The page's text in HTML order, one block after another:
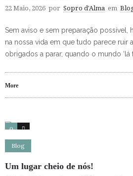
22 Maio, 2026 por Sopro d'Alma em
Sem aviso e sem preparação possível,
na nossa vida em que tudo parece ruir
obrigados a parar, quando o mundo ‘lá
More
0 0
Blog
Um lugar cheio de nós!